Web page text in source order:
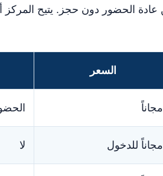
عادة الحضور دون حجز. يتيح
السعر
مجاناً
مجاناً للدخول لا